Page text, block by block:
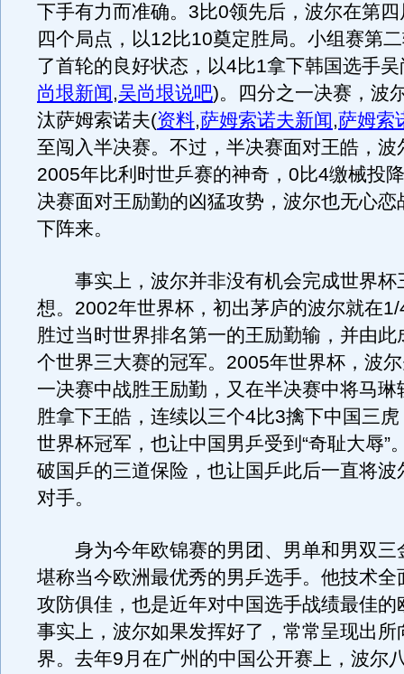
下手有力而准确。3比0领先后，波尔在第
四个局点，以12比10奠定胜局。小组赛第
了首轮的良好状态，以4比1拿下韩国选手吴
尚垠新闻,吴尚垠说吧)。四分之一决赛，波
汰萨姆索诺夫(资料,萨姆索诺夫新闻,萨姆索
至闯入半决赛。不过，半决赛面对王皓，波
2005年比利时世乒赛的神奇，0比4缴械投
决赛面对王励勤的凶猛攻势，波尔也无心恋
下阵来。
事实上，波尔并非没有机会完成世界杯
想。2002年世界杯，初出茅庐的波尔就在
胜过当时世界排名第一的王励勤输，并由此
个世界三大赛的冠军。2005年世界杯，波
一决赛中战胜王励勤，又在半决赛中将马琳
胜拿下王皓，连续以三个4比3擒下中国三
世界杯冠军，也让中国男乒受到“奇耻大辱”
破国乒的三道保险，也让国乒此后一直将波
对手。
身为今年欧锦赛的男团、男单和男双三
堪称当今欧洲最优秀的男乒选手。他技术全
攻防俱佳，也是近年对中国选手战绩最佳的
事实上，波尔如果发挥好了，常常呈现出所
界。去年9月在广州的中国公开赛上，波尔